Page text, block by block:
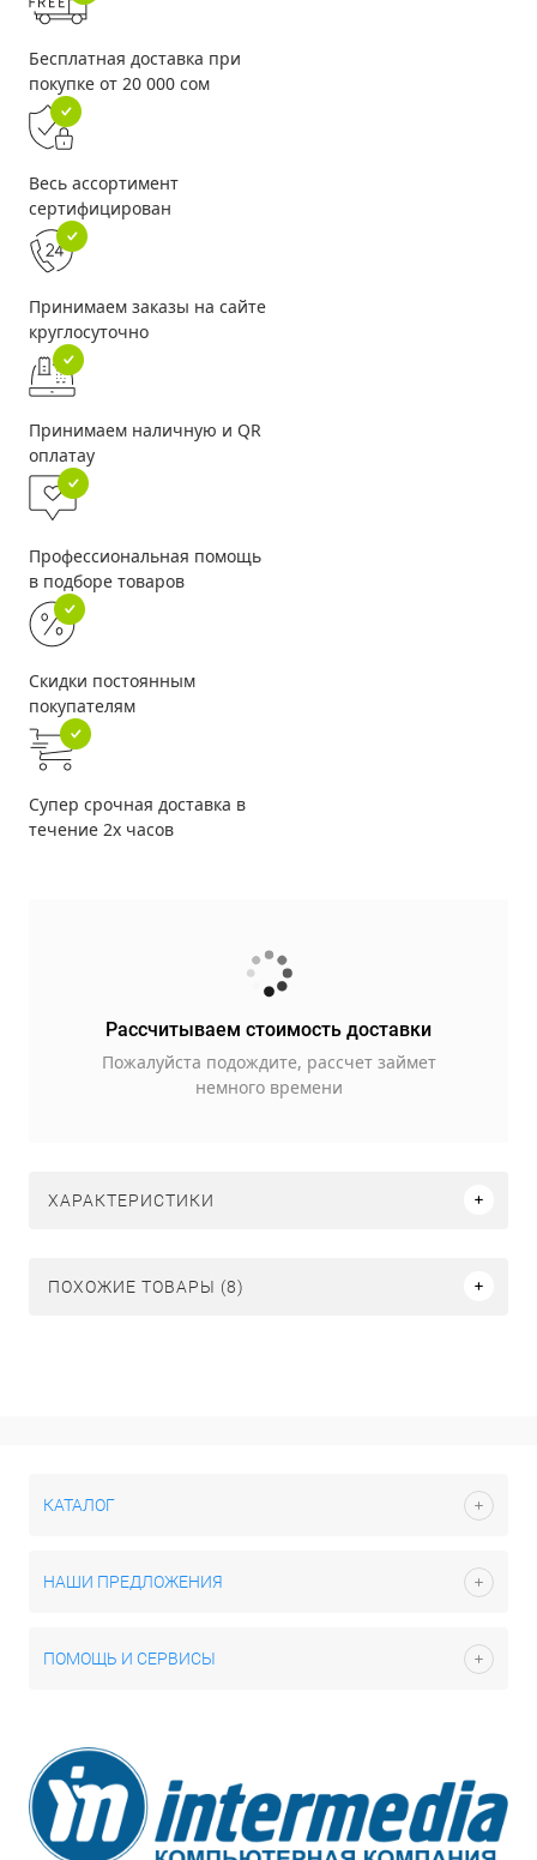
Бесплатная доставка при
покупке от 20 000 сом
Весь ассортимент
сертифицирован
Принимаем заказы на сайте
круглосуточно
Принимаем наличную и QR
оплатау
Профессиональная помощь
в подборе товаров
Скидки постоянным
покупателям
Супер срочная доставка в
течение 2х часов
Рассчитываем стоимость доставки
Пожалуйста подождите, рассчет займет
немного времени
ХАРАКТЕРИСТИКИ
ПОХОЖИЕ ТОВАРЫ (8)
КАТАЛОГ
НАШИ ПРЕДЛОЖЕНИЯ
ПОМОЩЬ И СЕРВИСЫ